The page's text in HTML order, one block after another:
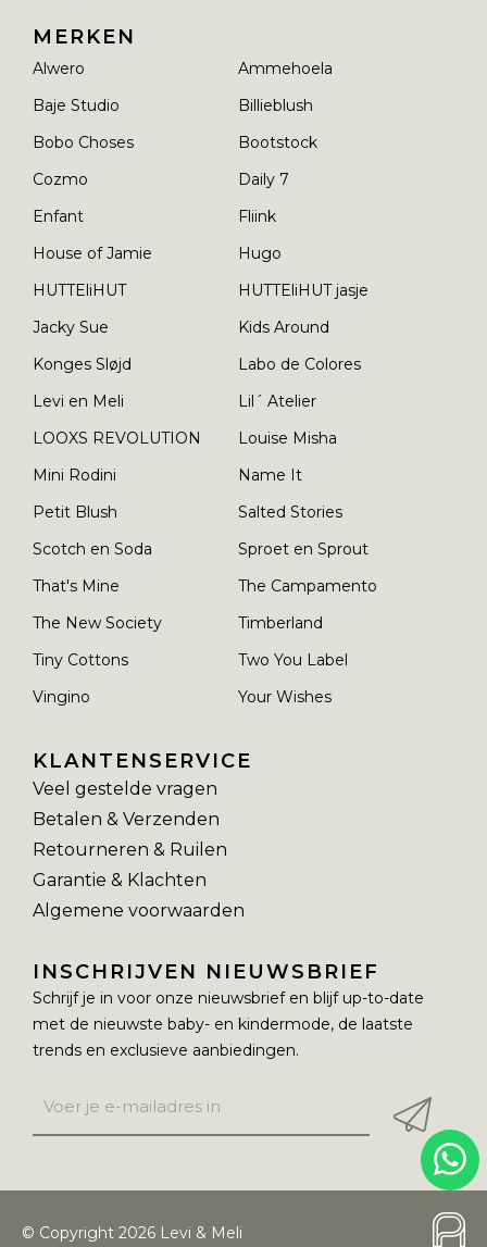
MERKEN
Alwero
Ammehoela
Baje Studio
Billieblush
Bobo Choses
Bootstock
Cozmo
Daily 7
Enfant
Fliink
House of Jamie
Hugo
HUTTEliHUT
HUTTEliHUT jasje
Jacky Sue
Kids Around
Konges Sløjd
Labo de Colores
Levi en Meli
Lil´ Atelier
LOOXS REVOLUTION
Louise Misha
Mini Rodini
Name It
Petit Blush
Salted Stories
Scotch en Soda
Sproet en Sprout
That's Mine
The Campamento
The New Society
Timberland
Tiny Cottons
Two You Label
Vingino
Your Wishes
KLANTENSERVICE
Veel gestelde vragen
Betalen & Verzenden
Retourneren & Ruilen
Garantie & Klachten
Algemene voorwaarden
INSCHRIJVEN NIEUWSBRIEF
Schrijf je in voor onze nieuwsbrief en blijf up-to-date
met de nieuwste baby- en kindermode, de laatste
trends en exclusieve aanbiedingen.
© Copyright 2026 Levi & Meli